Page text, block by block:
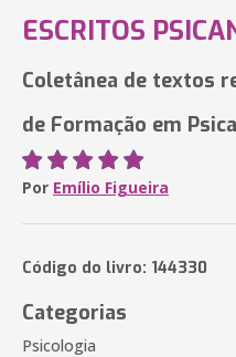
ESCRITOS
Coletânea de textos
de Formação em
Por Emílio Figueira
Código do livro: 144330
Categorias
Psicologia